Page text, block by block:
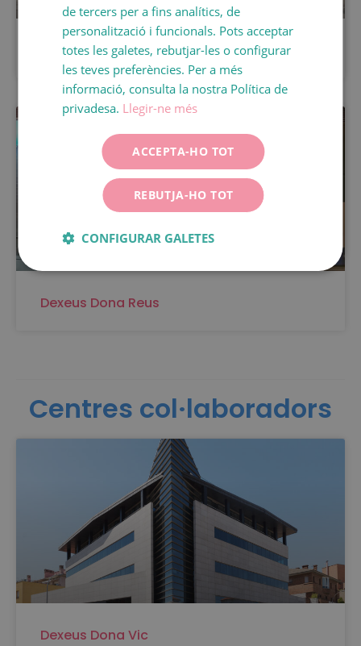
Dexeus Dona Tarragona
Dexeus Dona Reus
Centres col·laboradors
Dexeus Dona Vic
FRANÇAIS
de tercers per a fins analítics, de
personalització i funcionals. Pots acceptar
totes les galetes, rebutjar-les o configurar
les teves preferències. Per a més
informació, consulta la nostra Política de
privadesa. Llegir-ne més
ACCEPTA-HO TOT
REBUTJA-HO TOT
CONFIGURAR GALETES